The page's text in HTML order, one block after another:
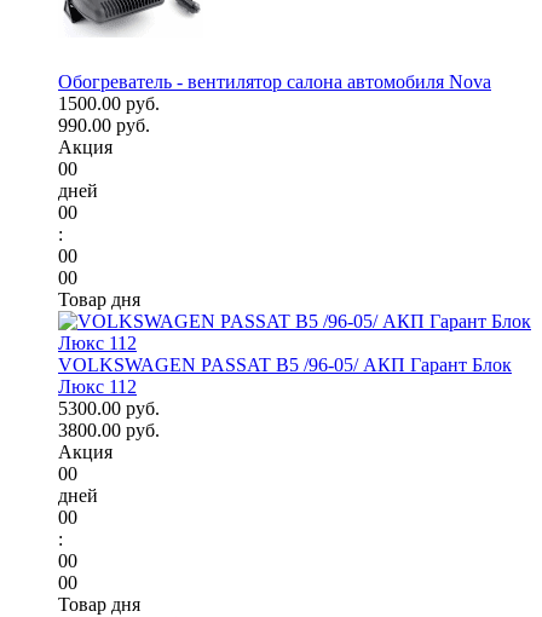
Обогреватель - вентилятор салона автомобиля Nova
1500.00 руб.
990.00 руб.
Акция
00
дней
00
:
00
00
Товар дня
VOLKSWAGEN PASSAT B5 /96-05/ АКП Гарант Блок
Люкс 112
5300.00 руб.
3800.00 руб.
Акция
00
дней
00
:
00
00
Товар дня